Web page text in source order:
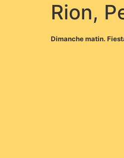
Rion,
Dimanche matin.